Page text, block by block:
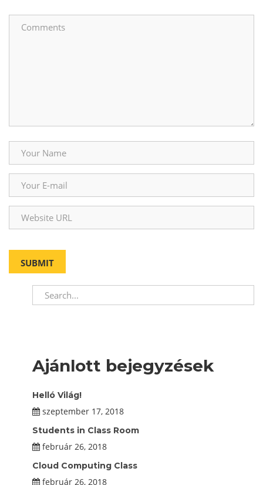
Ajánlott bejegyzések
Helló Világ!
szeptember 17, 2018
Students in Class Room
február 26, 2018
Cloud Computing Class
február 26, 2018